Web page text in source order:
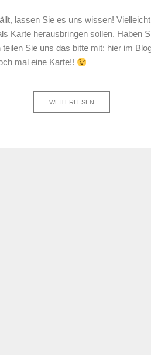
lassen Sie es uns wissen!
Karte herausbringen sollen. Haben
Sie uns das bitte mit: hier im
mal eine Karte!!
WEITERLESEN